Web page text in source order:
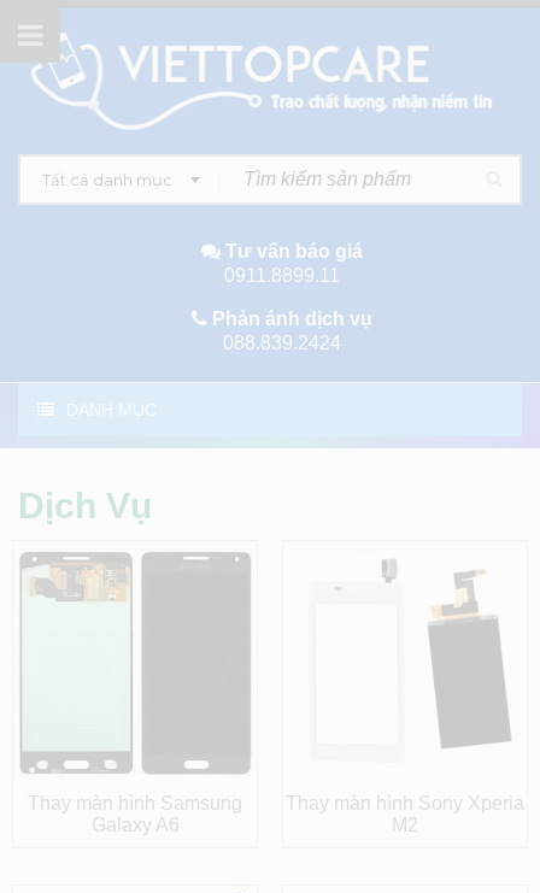
Tất cả danh mục
Tư vấn báo giá
0911.8899.11
Phản ánh dịch vụ
088.839.2424
DANH MỤC
Dịch Vụ
Thay màn hình Samsung
Galaxy A6
Thay màn hình Sony Xperia
M2